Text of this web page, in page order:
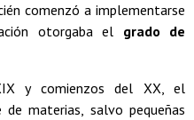
comenzó a implementarse
otorgaba el grado de
y comienzos del XX, el
materias, salvo pequeñas